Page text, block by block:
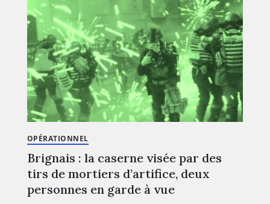
OPÉRATIONNEL
Brignais : la caserne visée par des
tirs de mortiers d’artifice, deux
personnes en garde à vue